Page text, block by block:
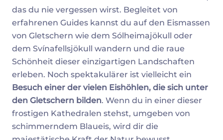
das du nie vergessen wirst. Begleitet von
erfahrenen Guides kannst du auf den Eismassen
von Gletschern wie dem Sólheimajökull oder
dem Svínafellsjökull wandern und die raue
Schönheit dieser einzigartigen Landschaften
erleben. Noch spektakulärer ist vielleicht ein
Besuch einer der vielen Eishöhlen, die sich unter
den Gletschern bilden. Wenn du in einer dieser
frostigen Kathedralen stehst, umgeben von
schimmerndem Blaueis, wird dir die